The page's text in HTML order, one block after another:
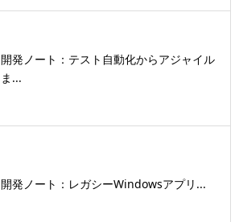
開発ノート：テスト自動化からアジャイル
ま...
開発ノート：レガシーWindowsアプリ...